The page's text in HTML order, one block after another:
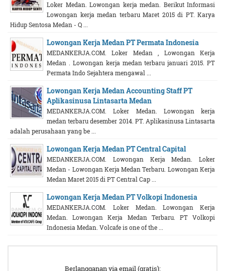
Loker Medan. Lowongan kerja medan. Berikut Informasi
Lowongan kerja medan terbaru Maret 2015 di PT. Karya
Hidup Sentosa Medan - Q ...
Lowongan Kerja Medan PT Permata Indonesia
MEDANKERJA.COM. Loker Medan , Lowongan Kerja
Medan . Lowongan kerja medan terbaru januari 2015. PT
Permata Indo Sejahtera mengawal ...
Lowongan Kerja Medan Accounting Staff PT
Aplikasinusa Lintasarta Medan
MEDANKERJA.COM. Loker Medan. Lowongan kerja
medan terbaru desember 2014. PT. Aplikasinusa Lintasarta
adalah perusahaan yang be ...
Lowongan Kerja Medan PT Central Capital
MEDANKERJA.COM. Lowongan Kerja Medan. Loker
Medan - Lowongan Kerja Medan Terbaru. Lowongan Kerja
Medan Maret 2015 di PT Central Cap ...
Lowongan Kerja Medan PT Volkopi Indonesia
MEDANKERJA.COM. Loker Medan. Lowongan Kerja
Medan. Lowongan Kerja Medan Terbaru. PT Volkopi
Indonesia Medan. Volcafe is one of the ...
Berlangganan via email (gratis):